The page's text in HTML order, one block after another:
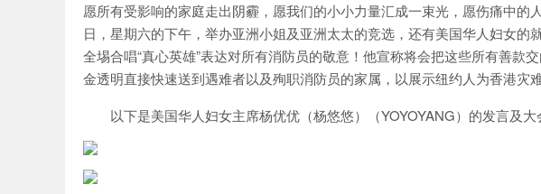
网
愿所有受影响的家庭走出阴霾，愿我们的小小力量汇成一束光，愿伤痛中的
日，星期六的下午，举办亚洲小姐及亚洲太太的竞选，还有美国华人妇女的
全埸合唱“真心英雄”表达对所有消防员的敬意！他宣称将会把这些所有善款
金透明直接快速送到遇难者以及殉职消防员的家属，以展示纽约人为香港灾
以下是美国华人妇女主席杨优优（杨悠悠）（YOYOYANG）的发言及大